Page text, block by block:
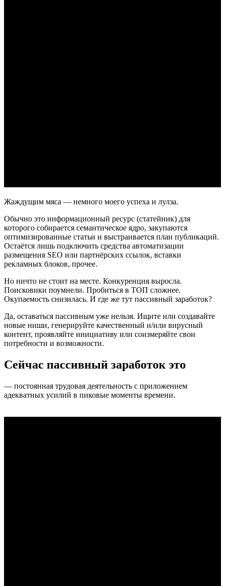
Жаждущим мяса — немного моего успеха и лулза.
Обычно это информационный ресурс (статейник) для
которого собирается семантическое ядро, закупаются
оптимизированные статьи и выстраивается план публикаций.
Остаётся лишь подключить средства автоматизации
размещения SEO или партнёрских ссылок, вставки
рекламных блоков, прочее.
Но ничто не стоит на месте. Конкуренция выросла.
Поисковики поумнели. Пробиться в ТОП сложнее.
Окупаемость снизилась. И где же тут пассивный заработок?
Да, оставаться пассивным уже нельзя. Ищите или создавайте
новые ниши, генерируйте качественный и/или вирусный
контент, проявляйте инициативу или соизмеряйте свои
потребности и возможности.
Сейчас пассивный заработок это
— постоянная трудовая деятельность с приложением
адекватных усилий в пиковые моменты времени.